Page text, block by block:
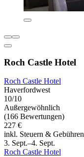
Roch Castle Hotel
Roch Castle Hotel
Haverfordwest
10/10
Außergewöhnlich
(166 Bewertungen)
227 €
inkl. Steuern & Gebühren
3. Sept.–4. Sept.
Roch Castle Hotel